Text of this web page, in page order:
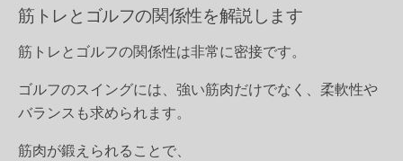
筋トレとゴルフの関係性を解説します
筋トレとゴルフの関係性は非常に密接です。
ゴルフのスイングには、強い筋肉だけでなく、柔軟性や
バランスも求められます。
筋肉が鍛えられることで、